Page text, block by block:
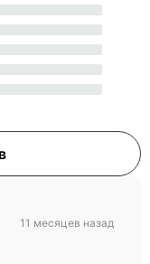
11 месяцев назад